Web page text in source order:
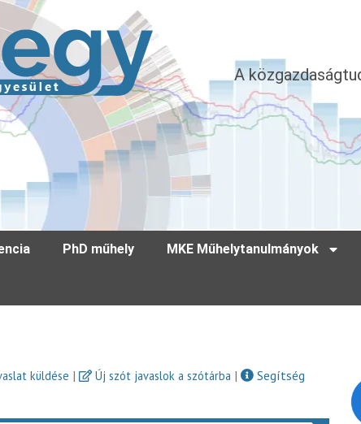
A
PhD műhely MKE Műhelytanulmányok
küldése | Új szót javaslok a szótárba |
Segítség